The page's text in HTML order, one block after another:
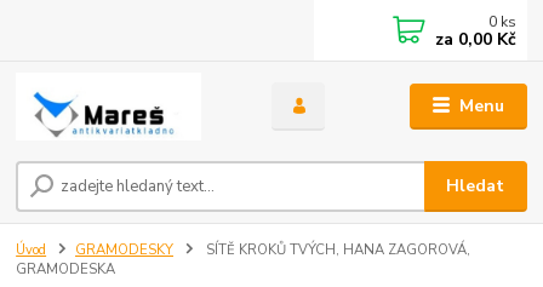
Menu
Hledat
0 ks
za 0,00 Kč
Úvod GRAMODESKY
SÍTĚ KROKŮ TVÝCH, HANA ZAGOROVÁ,
GRAMODESKA